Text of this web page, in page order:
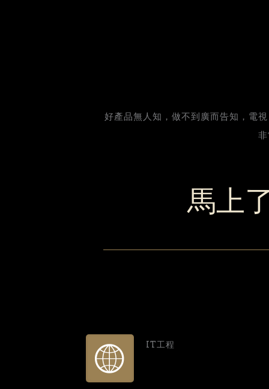
好產品無人知，做不到廣而告知，電
馬上
IT工程